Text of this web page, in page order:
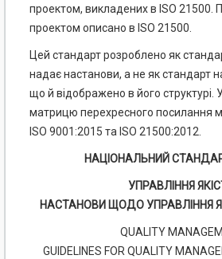
проектом, викладених в ISO 21500.
проектом описано в ISO 21500.
Цей стандарт розроблено як
надає настанови, а не як стандарт
що й відображено в його
матрицю перехресного посилання
ISO 9001:2015 та ISO 21500:2012.
НАЦІОНАЛЬНИЙ
УПРАВЛІННЯ
НАСТАНОВИ ЩОДО УПРАВЛІННЯ
QUALITY
GUIDELINES FOR QUALITY